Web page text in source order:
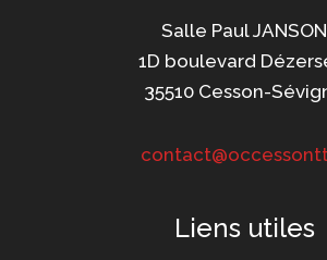
Salle Paul JANSON
1D boulevard
35510 Cesson-
Liens utiles